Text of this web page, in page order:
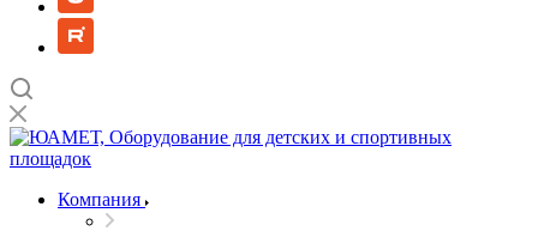
Компания